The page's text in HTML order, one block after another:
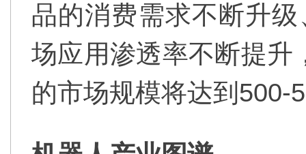
品的消费需求不断升
场应用渗透率不断提升
的市场规模将达到500-